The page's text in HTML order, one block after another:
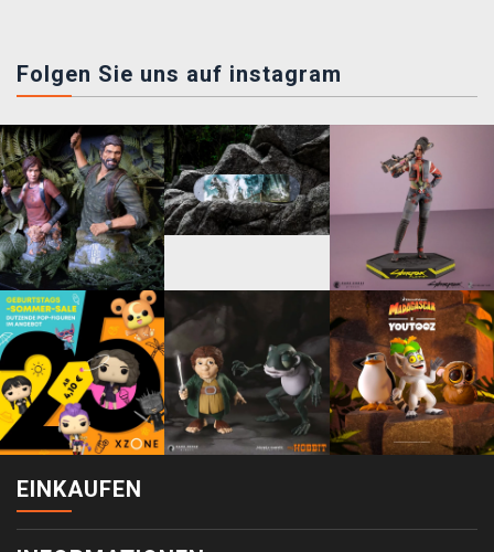
Folgen Sie uns auf instagram
EINKAUFEN